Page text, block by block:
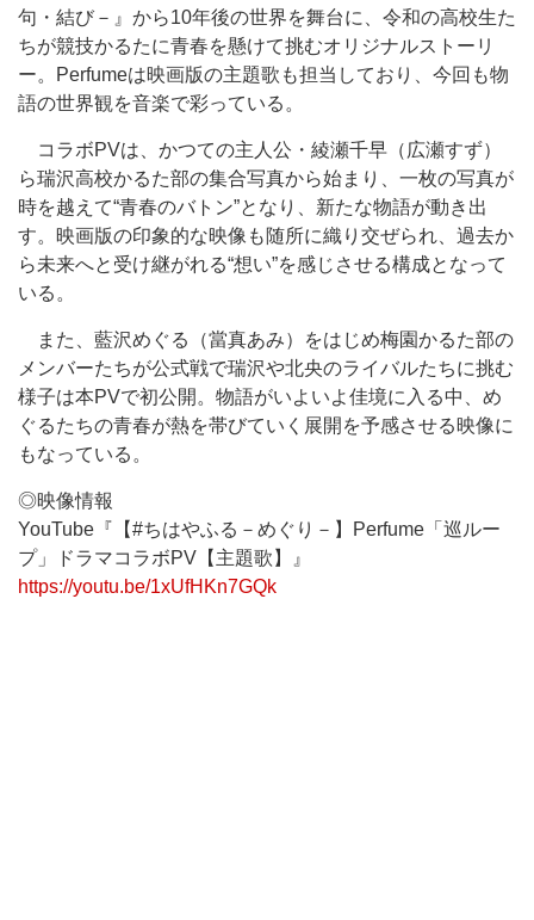
句・結び－』から10年後の世界を舞台に、令和の高校生た
ちが競技かるたに青春を懸けて挑むオリジナルストーリ
ー。Perfumeは映画版の主題歌も担当しており、今回も物
語の世界観を音楽で彩っている。
コラボPVは、かつての主人公・綾瀬千早（広瀬すず）
ら瑞沢高校かるた部の集合写真から始まり、一枚の写真が
時を越えて“青春のバトン”となり、新たな物語が動き出
す。映画版の印象的な映像も随所に織り交ぜられ、過去か
ら未来へと受け継がれる“想い”を感じさせる構成となって
いる。
また、藍沢めぐる（當真あみ）をはじめ梅園かるた部の
メンバーたちが公式戦で瑞沢や北央のライバルたちに挑む
様子は本PVで初公開。物語がいよいよ佳境に入る中、め
ぐるたちの青春が熱を帯びていく展開を予感させる映像に
もなっている。
◎映像情報
YouTube『【#ちはやふる－めぐり－】Perfume「巡ルー
プ」ドラマコラボPV【主題歌】』
https://youtu.be/1xUfHKn7GQk